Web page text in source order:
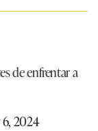
de enfrentar a
6, 2024